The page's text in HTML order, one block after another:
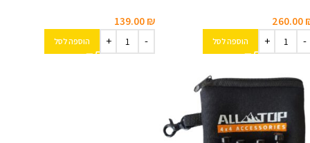
260.00
הוספה לסל
139.00₪
הוספה לסל